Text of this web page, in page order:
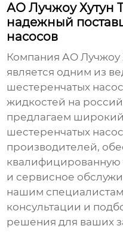
АО Лучжоу Хутун
надежный
насосов
КомпанияАО Лучжоу
является одним из
шестеренчатых
жидкостей на
предлагаем
шестеренчатых
производителей,
квалифицированную
и сервисное
нашим
консультации и
решения для ваших